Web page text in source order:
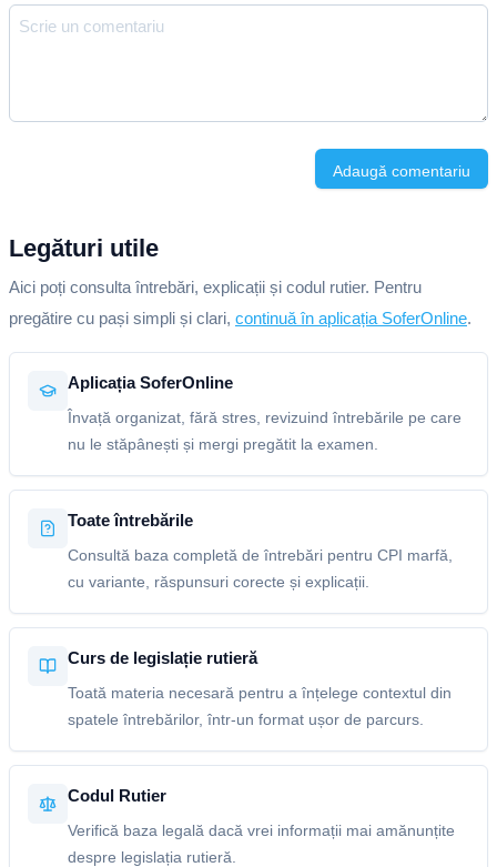
Adaugă comentariu
Legături utile
Aici poți consulta întrebări, explicații și codul rutier. Pentru
pregătire cu pași simpli și clari, continuă în aplicația SoferOnline.
Aplicația SoferOnline
Învață organizat, fără stres, revizuind întrebările pe care
nu le stăpânești și mergi pregătit la examen.
Toate întrebările
Consultă baza completă de întrebări pentru CPI marfă,
cu variante, răspunsuri corecte și explicații.
Curs de legislație rutieră
Toată materia necesară pentru a înțelege contextul din
spatele întrebărilor, într-un format ușor de parcurs.
Codul Rutier
Verifică baza legală dacă vrei informații mai amănunțite
despre legislația rutieră.